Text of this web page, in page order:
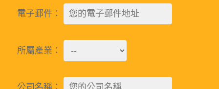
電子郵件：
所屬產業：
公司名稱：